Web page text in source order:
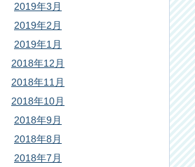
2019年3月
2019年2月
2019年1月
2018年12月
2018年11月
2018年10月
2018年9月
2018年8月
2018年7月